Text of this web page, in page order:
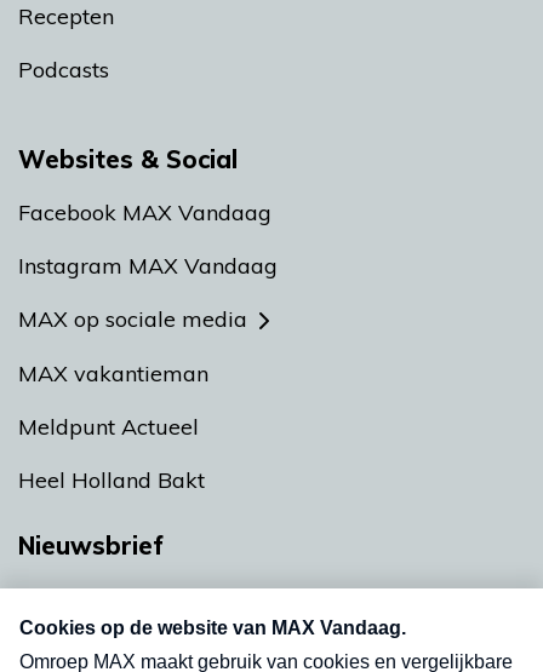
Recepten
Podcasts
Websites & Social
Facebook MAX Vandaag
Instagram MAX Vandaag
MAX op sociale media
MAX vakantieman
Meldpunt Actueel
Heel Holland Bakt
Nieuwsbrief
nieuwsbrief. Elke vrijdag- en dinsdagochtend in
uw mailbox.